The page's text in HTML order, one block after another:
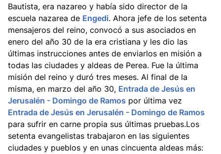
Bautista, era nazareo y había sido director de la
escuela nazarea de Engedi. Ahora jefe de los setenta
mensajeros del reino, convocó a sus asociados en
enero del año 30 de la era cristiana y les dio las
últimas instrucciones antes de enviarlos en misión a
todas las ciudades y aldeas de Perea. Fue la última
misión del reino y duró tres meses. Al final de la
misma, en marzo del año 30, Entrada de Jesús en
Jerusalén - Domingo de Ramos por última vez
Entrada de Jesús en Jerusalén - Domingo de Ramos
para sufrir en carne propia sus últimas pruebas.Los
setenta evangelistas trabajaron en las siguientes
ciudades y pueblos y en unas cincuenta aldeas más: